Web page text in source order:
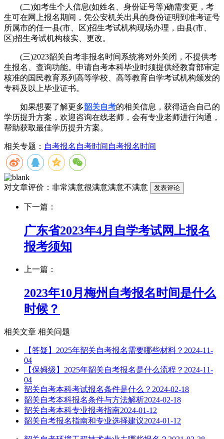
(二)如考生个人信息(如姓名、身份证号等)确需变更，考
生可在网上报名期间，凭公安机关出具的身份证明到准考证号
所属市的任一县(市、区)招生考试机构现场办理，由县(市、
区)招生考试机构核实、更改。
(三)2023韶关自考非报名时间系统将对外关闭，不提供考
生报名、查询功能。申请自考本科毕业时须提供经教育部审定
核准的国民教育系列高等学校、高等教育自学考试机构颁发的
专科及以上毕业证书。
如果想要了解更多韶关自考的相关信息，获得适合自己的
学历提升方案，欢迎咨询在线老师，会有专业老师进行沟通，
帮助获取最佳学历提升方案。
相关专题： 自考报名 自考时间 自考报名时间
对文章评价： 非常满意很满意满意不满意
下一篇：
广东省2023年4月自学考试网上报名
报考须知
上一篇：
2023年10月梅州自考报名时间是什么
时候？
相关文章 相关问题
【答疑】2025年韶关自考报名需要哪些材料？ 2024-11-
04
【保姆级】2025年韶关自考报名是什么流程？ 2024-11-
04
韶关自考本科考试报名条件是什么？ 2024-02-18
韶关自考本科报名条件与方法解析2024-02-18
韶关自考本科专业报考指南2024-01-12
韶关自考报名指南和专业选择建议2024-01-12